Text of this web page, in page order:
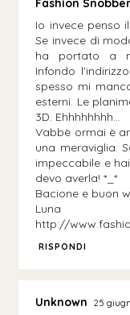
Fashion Snobber
Io invece penso
Se invece di
ha portato a
Infondo
spesso mi
esterni. Le
3D. Ehhhhhhhh...
Vabbè ormai è
una meraviglia.
impeccabile e
devo averla! *_*
Bacione e buon
Luna
http://
RISPONDI
Unknown 25